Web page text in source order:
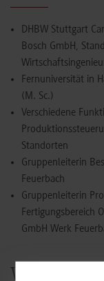
DHBW Stuttgart
Bosch GmbH,
Fernuniversität in
(M. Sc.)
Verschiedene
Standorten
Gruppenleiterin
Feuerbach
Gruppenleiterin
Fertigungsbereich
GmbH Werk
Warum ein